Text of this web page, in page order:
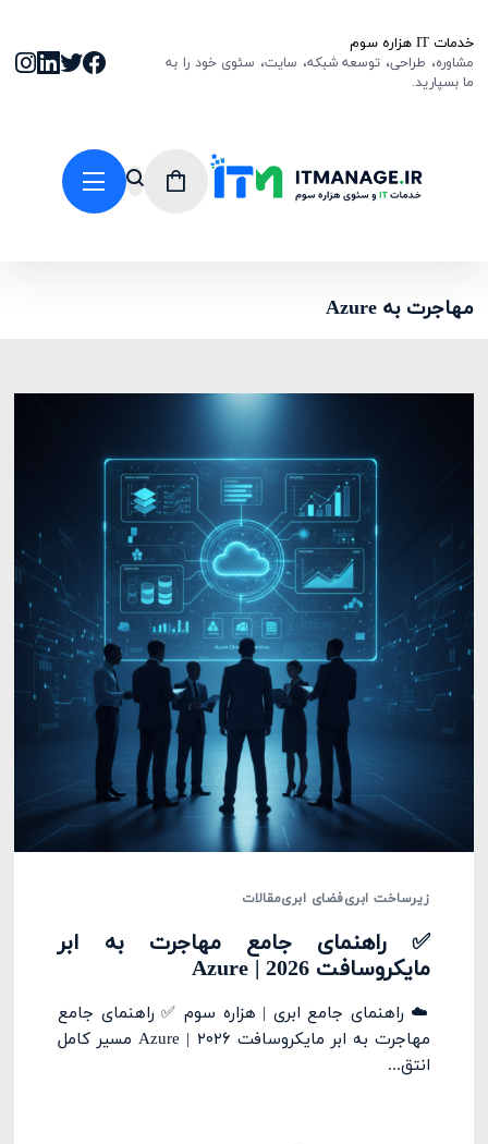
خدمات IT هزاره سوم
مشاوره، طراحی، توسعه شبکه، سایت، سئوی خود را به
ما بسپارید.
مهاجرت به Azure
زیرساخت ابریفضای ابریمقالات
✅ راهنمای جامع مهاجرت به ابر
مایکروسافت Azure | 2026
☁️ راهنمای جامع ابری | هزاره سوم ✅ راهنمای جامع
مهاجرت به ابر مایکروسافت Azure | ۲۰۲۶ مسیر کامل
انتق...